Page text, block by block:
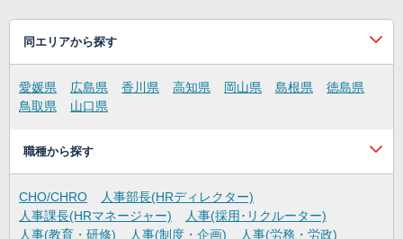
同エリアから探す
愛媛県 広島県 香川県 高知県 岡山県 島根県
徳島県
鳥取県
山口県
職種から探す
CHO/CHRO
人事部長(HRディレクター)
人事課長(HRマネージャー)
人事(採用･リクルーター)
人事(教育・研修)
人事(制度・企画)
人事(労務・労政)